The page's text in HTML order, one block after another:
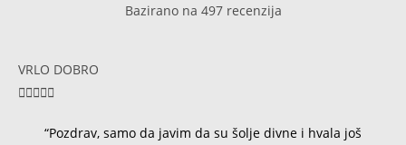
Bazirano na 497 recenzija
VRLO DOBRO

“Pozdrav, samo da javim da su šolje divne i hvala još